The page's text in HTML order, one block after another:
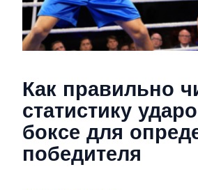
Как правильно
статистику
боксе для
победителя